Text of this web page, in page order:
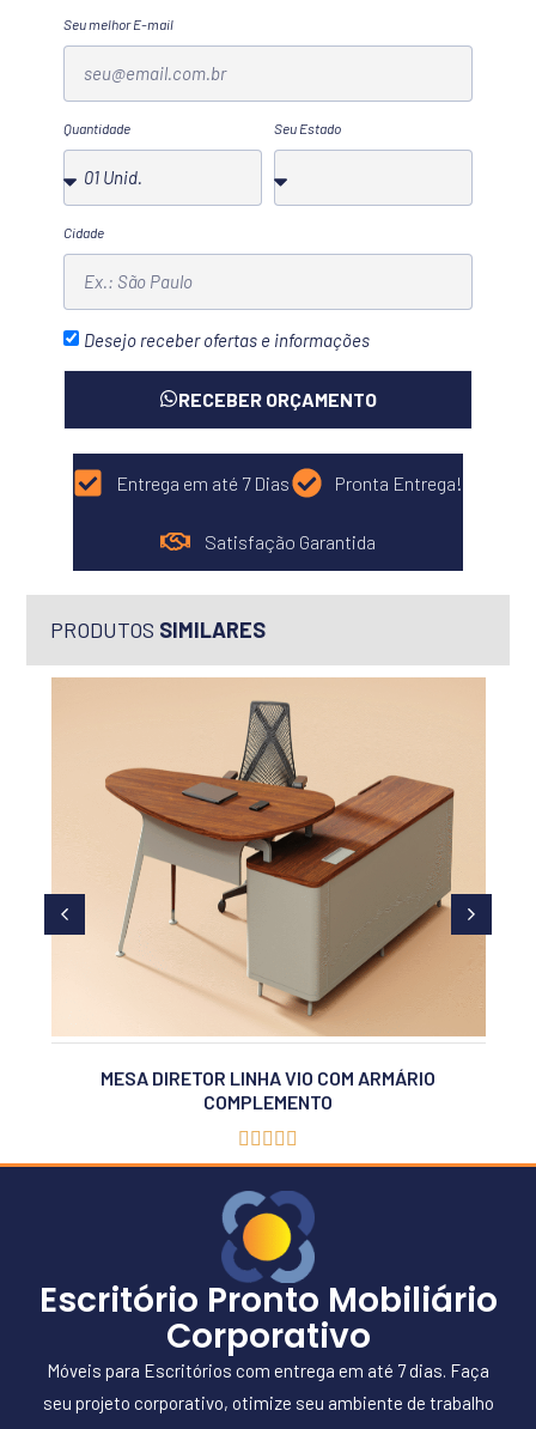
Seu melhor E-mail
Quantidade Seu Estado
Cidade
Desejo receber ofertas e informações
RECEBER ORÇAMENTO
Entrega em até 7 Dias Pronta Entrega!
Satisfação Garantida
PRODUTOS SIMILARES
MESA DIRETOR LINHA VIO COM ARMÁRIO
COMPLEMENTO
    
Escritório Pronto Mobiliário
Corporativo
Móveis para Escritórios com entrega em até 7 dias. Faça
seu projeto corporativo, otimize seu ambiente de trabalho